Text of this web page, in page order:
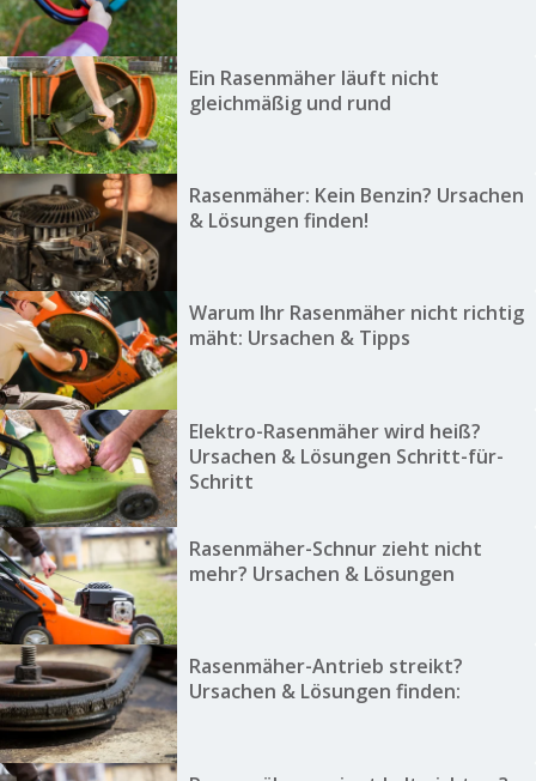
Ein Rasenmäher läuft nicht
gleichmäßig und rund
Rasenmäher: Kein Benzin? Ursachen
& Lösungen finden!
Warum Ihr Rasenmäher nicht richtig
mäht: Ursachen & Tipps
Elektro-Rasenmäher wird heiß?
Ursachen & Lösungen Schritt-für-
Schritt
Rasenmäher-Schnur zieht nicht
mehr? Ursachen & Lösungen
Rasenmäher-Antrieb streikt?
Ursachen & Lösungen finden: